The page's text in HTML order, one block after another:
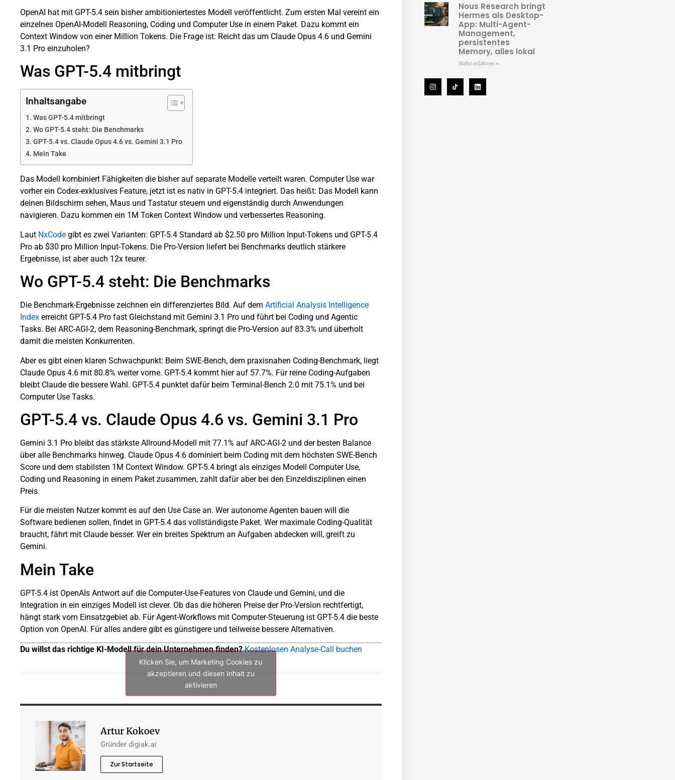
OpenAI hat mit GPT-5.4 sein bisher ambitioniertestes Modell veröffentlicht. Zum ersten Mal vereint ein
einzelnes OpenAI-Modell Reasoning, Coding und Computer Use in einem Paket. Dazu kommt ein
Context Window von einer Million Tokens. Die Frage ist: Reicht das um Claude Opus 4.6 und Gemini
3.1 Pro einzuholen?
Was GPT-5.4 mitbringt
Inhaltsangabe
Was GPT-5.4 mitbringt
Wo GPT-5.4 steht: Die Benchmarks
GPT-5.4 vs. Claude Opus 4.6 vs. Gemini 3.1 Pro
Mein Take
Das Modell kombiniert Fähigkeiten die bisher auf separate Modelle verteilt waren. Computer Use war
vorher ein Codex-exklusives Feature, jetzt ist es nativ in GPT-5.4 integriert. Das heißt: Das Modell kann
deinen Bildschirm sehen, Maus und Tastatur steuern und eigenständig durch Anwendungen
navigieren. Dazu kommen ein 1M Token Context Window und verbessertes Reasoning.
Laut NxCode gibt es zwei Varianten: GPT-5.4 Standard ab $2.50 pro Million Input-Tokens und GPT-5.4
Pro ab $30 pro Million Input-Tokens. Die Pro-Version liefert bei Benchmarks deutlich stärkere
Ergebnisse, ist aber auch 12x teurer.
Wo GPT-5.4 steht: Die Benchmarks
Die Benchmark-Ergebnisse zeichnen ein differenziertes Bild. Auf dem Artificial Analysis Intelligence
Index erreicht GPT-5.4 Pro fast Gleichstand mit Gemini 3.1 Pro und führt bei Coding und Agentic
Tasks. Bei ARC-AGI-2, dem Reasoning-Benchmark, springt die Pro-Version auf 83.3% und überholt
damit die meisten Konkurrenten.
Aber es gibt einen klaren Schwachpunkt: Beim SWE-Bench, dem praxisnahen Coding-Benchmark, liegt
Claude Opus 4.6 mit 80.8% weiter vorne. GPT-5.4 kommt hier auf 57.7%. Für reine Coding-Aufgaben
bleibt Claude die bessere Wahl. GPT-5.4 punktet dafür beim Terminal-Bench 2.0 mit 75.1% und bei
Computer Use Tasks.
GPT-5.4 vs. Claude Opus 4.6 vs. Gemini 3.1 Pro
Gemini 3.1 Pro bleibt das stärkste Allround-Modell mit 77.1% auf ARC-AGI-2 und der besten Balance
über alle Benchmarks hinweg. Claude Opus 4.6 dominiert beim Coding mit dem höchsten SWE-Bench
Score und dem stabilsten 1M Context Window. GPT-5.4 bringt als einziges Modell Computer Use,
Coding und Reasoning in einem Paket zusammen, zahlt dafür aber bei den Einzeldisziplinen einen
Preis.
Für die meisten Nutzer kommt es auf den Use Case an. Wer autonome Agenten bauen will die
Software bedienen sollen, findet in GPT-5.4 das vollständigste Paket. Wer maximale Coding-Qualität
braucht, fährt mit Claude besser. Wer ein breites Spektrum an Aufgaben abdecken will, greift zu
Gemini.
Mein Take
GPT-5.4 ist OpenAIs Antwort auf die Computer-Use-Features von Claude und Gemini, und die
Integration in ein einziges Modell ist clever. Ob das die höheren Preise der Pro-Version rechtfertigt,
hängt stark vom Einsatzgebiet ab. Für Agent-Workflows mit Computer-Steuerung ist GPT-5.4 die beste
Option von OpenAI. Für alles andere gibt es günstigere und teilweise bessere Alternativen.
Du willst das richtige KI-Modell für dein Unternehmen finden? Kostenlosen Analyse-Call buchen
Klicken Sie, um Marketing Cookies zu
akzeptieren und diesen Inhalt zu
aktivieren
Artur Kokoev
Gründer digiak.ai
Zur Startseite
Nous Research bringt
Hermes als Desktop-
App: Multi-Agent-
Management,
persistentes
Memory, alles lokal
Mehr erfahren »